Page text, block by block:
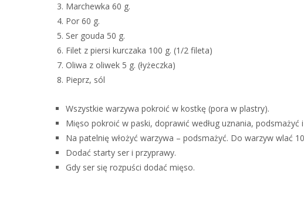
Marchewka 60 g.
Por 60 g.
Ser gouda 50 g.
Filet z piersi kurczaka 100 g. (1/2 fileta)
Oliwa z oliwek 5 g. (łyżeczka)
Pieprz, sól
Wszystkie warzywa pokroić w kostkę (pora w plastry).
Mięso pokroić w paski, doprawić według uznania, podsmażyć
Na patelnię włożyć warzywa – podsmażyć. Do warzyw wlać
Dodać starty ser i przyprawy.
Gdy ser się rozpuści dodać mięso.